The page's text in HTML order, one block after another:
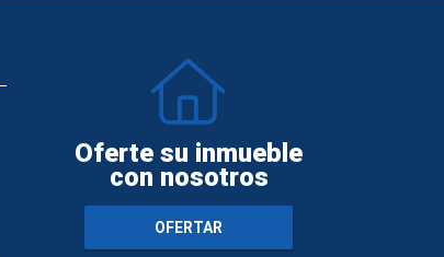
Oferte su inmueble
con nosotros
OFERTAR